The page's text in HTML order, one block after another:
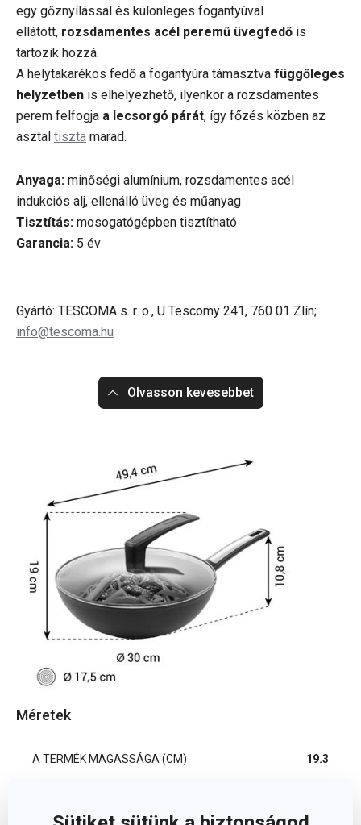
egy gőznyílással és különleges fogantyúval
ellátott, rozsdamentes acél peremű üvegfedő is
tartozik hozzá.
A helytakarékos fedő a fogantyúra támasztva függőleges
helyzetben is elhelyezhető, ilyenkor a rozsdamentes
perem felfogja a lecsorgó párát, így főzés közben az
asztal tiszta marad.
Anyaga: minőségi alumínium, rozsdamentes acél
indukciós alj, ellenálló üveg és műanyag
Tisztítás: mosogatógépben tisztítható
Garancia: 5 év
Gyártó: TESCOMA s. r. o., U Tescomy 241, 760 01 Zlín;
info@tescoma.hu
Olvasson kevesebbet
Méretek
A TERMÉK MAGASSÁGA (CM) 19.3